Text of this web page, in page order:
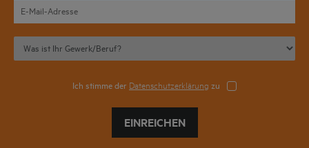
Ich stimme der Datenschutzerklärung zu
EINREICHEN